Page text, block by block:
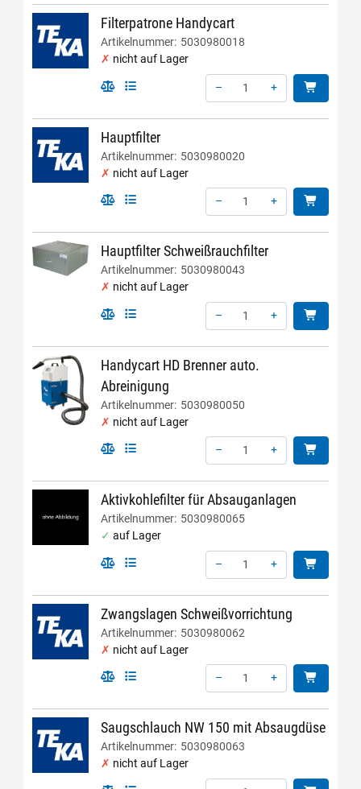
Filterpatrone Handycart
Artikelnummer: 5030980018
nicht auf Lager
–
+
Hauptfilter
Artikelnummer: 5030980020
nicht auf Lager
–
+
Hauptfilter Schweißrauchfilter
Artikelnummer: 5030980043
nicht auf Lager
–
+
Handycart HD Brenner auto.
Abreinigung
Artikelnummer: 5030980050
nicht auf Lager
–
+
Aktivkohlefilter für Absauganlagen
Artikelnummer: 5030980065
auf Lager
–
+
Zwangslagen Schweißvorrichtung
Artikelnummer: 5030980062
nicht auf Lager
–
+
Saugschlauch NW 150 mit Absaugdüse
Artikelnummer: 5030980063
nicht auf Lager